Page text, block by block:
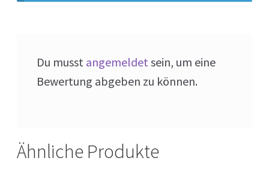
Du musst angemeldetsein, um eine
Bewertung abgeben zu können.
Ähnliche Produkte